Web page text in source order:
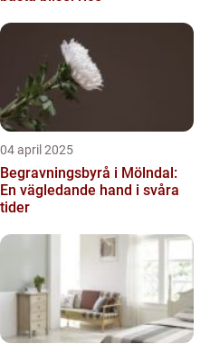
04 april 2025
Begravningsbyrå i Mölndal:
En vägledande hand i svåra
tider